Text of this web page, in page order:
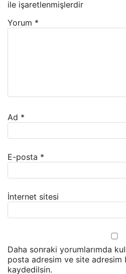
ile işaretlenmişlerdir
Yorum *
Ad *
E-posta *
İnternet sitesi
Daha sonraki yorumlarımda
posta adresim ve site adresim
kaydedilsin.